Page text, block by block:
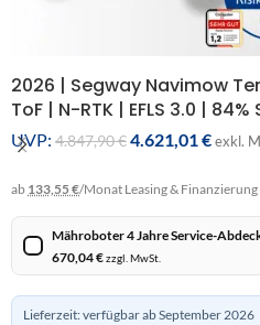
2026 | Segway Navimow
ToF | N-RTK | EFLS 3.0 |
UVP: 4.847,90€4.621,01 €exkl.
ab 133,55 €/Monat Leasing & Finanzierung
Mähroboter 4 Jahre Service-
670,04€zzgl. MwSt.
Lieferzeit: verfügbar ab September 2026